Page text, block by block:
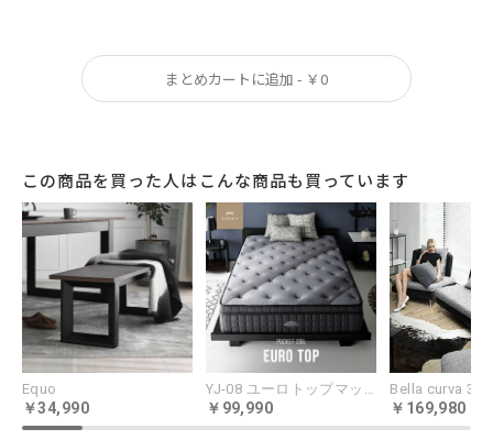
まとめカートに追加 - ￥0
この商品を買った人はこんな商品も買っています
Equo
34,990
YJ-08 ユーロトップマットレス
99,990 169,980